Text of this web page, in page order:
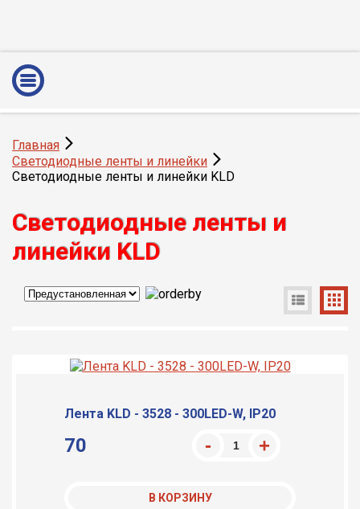
Главная
Светодиодные ленты и линейки
Светодиодные ленты и линейки KLD
Светодиодные ленты и
линейки KLD
Лента KLD - 3528 - 300LED-W, IP20
70
В КОРЗИНУ